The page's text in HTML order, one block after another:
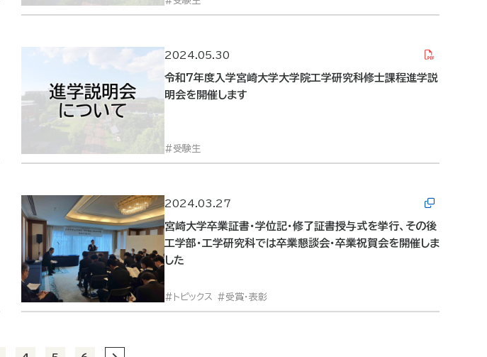
2024.05.30
令和7年度入学宮崎大学大学院工学研究科修士課程進学説
明会を開催します
受験生
2024.03.27
宮崎大学卒業証書・学位記・修了証書授与式を挙行、その後
工学部・工学研究科では卒業懇談会・卒業祝賀会を開催しま
した
トピックス 受賞・表彰